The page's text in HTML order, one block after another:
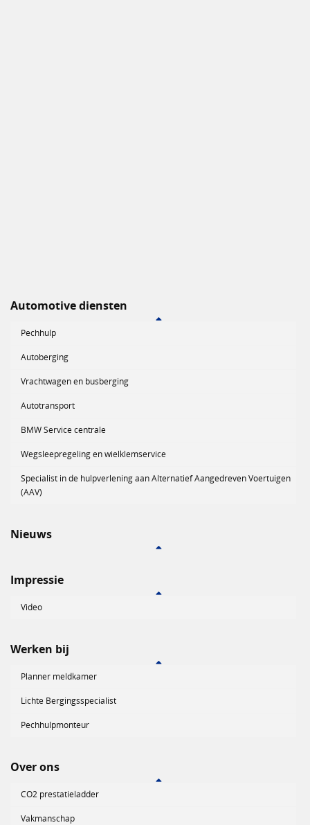
Automotive diensten
Pechhulp
Autoberging
Vrachtwagen en busberging
Autotransport
BMW Service centrale
Wegsleepregeling en wielklemservice
Specialist in de hulpverlening aan Alternatief Aangedreven Voertuigen
(AAV)
Nieuws
Impressie
Video
Werken bij
Planner meldkamer
Lichte Bergingsspecialist
Pechhulpmonteur
Over ons
CO2 prestatieladder
Vakmanschap